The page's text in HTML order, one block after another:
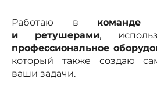
Работаю в команде
и ретушерами,
профессиональное
который также создаю
ваши задачи.